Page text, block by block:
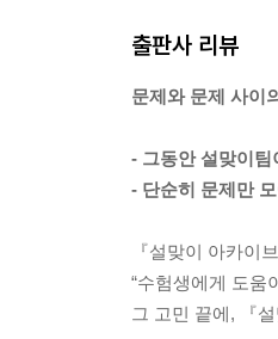
출판사 리뷰
문제와 문제 사이
- 그동안 설맞이
- 단순히 문제만
『설맞이 아카이
“수험생에게 도움
그 고민 끝에, 『